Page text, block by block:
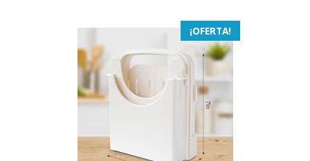
¡OFERTA!